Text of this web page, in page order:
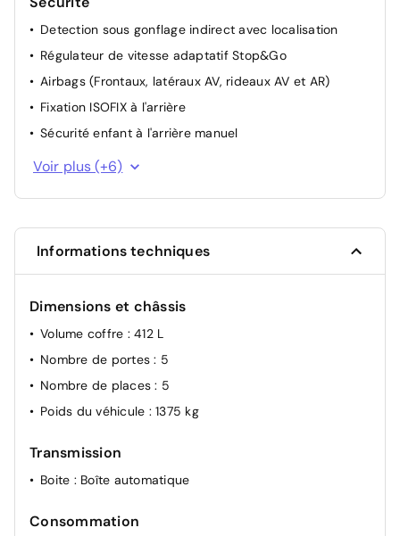
Detection sous gonflage indirect avec localisation
Régulateur de vitesse adaptatif Stop&Go
Airbags (Frontaux, latéraux AV, rideaux AV et AR)
Fixation ISOFIX à l'arrière
Sécurité enfant à l'arrière manuel
Essuie-vitre avant avec capteur de pluie
l'écran tactile d'une vue arrière 180°, et d'une vue de
Projecteurs LED
Contrôle électronique de trajectoire ESP
Verrouillage automatique des ouvrants en roulant
Airbag passager avant déconnectable manuellement
Voir plus (+6)
Informations techniques
Dimensions et châssis
Volume coffre : 412 L
Nombre de portes: 5
Nombre de places: 5
Poids du véhicule : 1375 kg
Transmission
Boite : Boîte automatique
Consommation